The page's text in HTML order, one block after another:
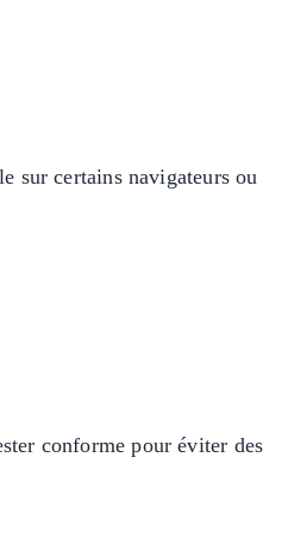
sur certains navigateurs ou
conforme pour éviter des